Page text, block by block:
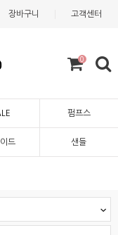
장바구니 고객센터
0
펌프스
드 샌들